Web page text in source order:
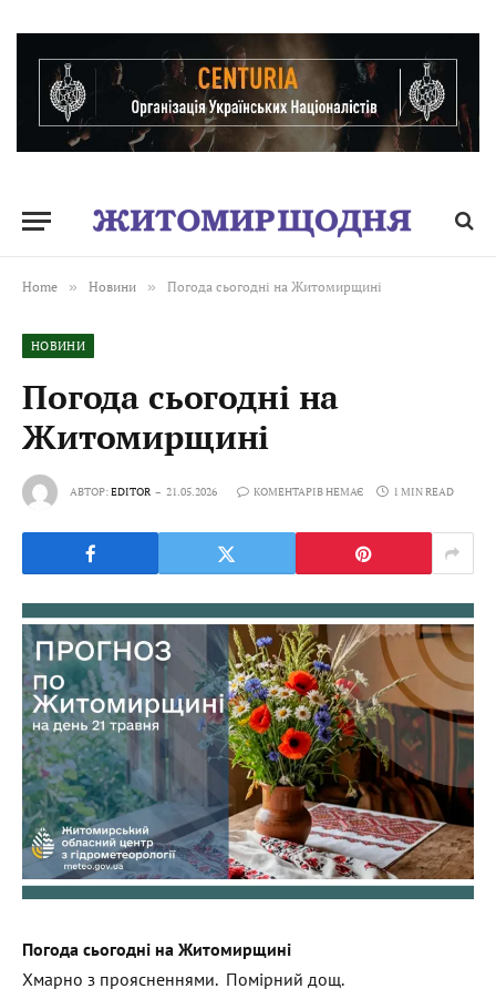
Home » Новини » Погода сьогодні на Житомирщині
НОВИНИ
Погода сьогодні на
Житомирщині
АВТОР:EDITOR 21.05.2026 КОМЕНТАРІВ НЕМАЄ 1 MIN READ
Погода сьогодні на Житомирщині
Хмарно з проясненнями. Помірний дощ.